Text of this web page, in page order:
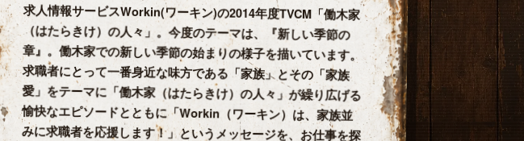
求人情報サービスWorkin(ワーキン)の2014年度TVCM「働木家
（はたらき­け）の人々」。今度のテーマは、『新しい季節の
章』。働木家での新しい季節の始まりの­様子を描いています。
求職者にとって一番身近な味方である「家族」とその「家族
愛」をテーマに「働木家（は­たらきけ）の人々」が繰り広げる
愉快なエピソードとともに「Workin（ワーキン）­は、家族並
みに求職者を応援します！」というメッセージを、お仕事を探